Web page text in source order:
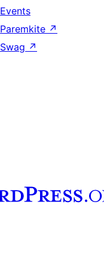
Events
Paremkite ↗
Swag ↗
paskyroje